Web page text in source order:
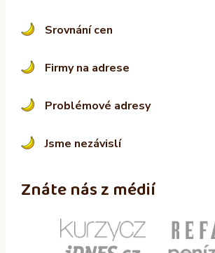
Srovnání cen
Firmy na adrese
Problémové adresy
Jsme nezávislí
Znáte nás z médií